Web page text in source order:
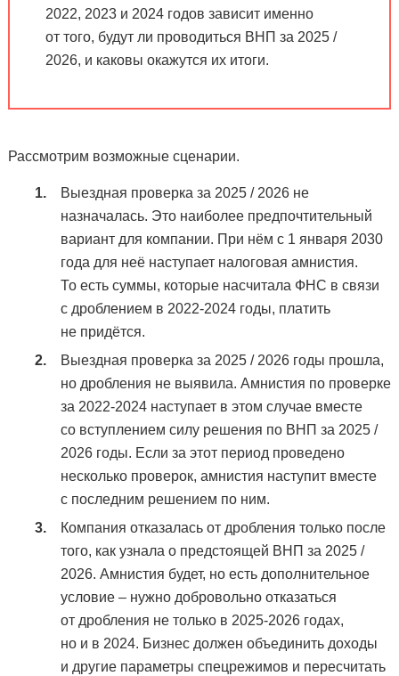
2022, 2023 и 2024 годов зависит именно
от того, будут ли проводиться ВНП за 2025 /
2026, и каковы окажутся их итоги.
Рассмотрим возможные сценарии.
Выездная проверка за 2025 / 2026 не
назначалась. Это наиболее предпочтительный
вариант для компании. При нём с 1 января 2030
года для неё наступает налоговая амнистия.
То есть суммы, которые насчитала ФНС в связи
с дроблением в 2022-2024 годы, платить
не придётся.
Выездная проверка за 2025 / 2026 годы прошла,
но дробления не выявила. Амнистия по проверке
за 2022-2024 наступает в этом случае вместе
со вступлением силу решения по ВНП за 2025 /
2026 годы. Если за этот период проведено
несколько проверок, амнистия наступит вместе
с последним решением по ним.
Компания отказалась от дробления только после
того, как узнала о предстоящей ВНП за 2025 /
2026. Амнистия будет, но есть дополнительное
условие – нужно добровольно отказаться
от дробления не только в 2025-2026 годах,
но и в 2024. Бизнес должен объединить доходы
и другие параметры спецрежимов и пересчитать